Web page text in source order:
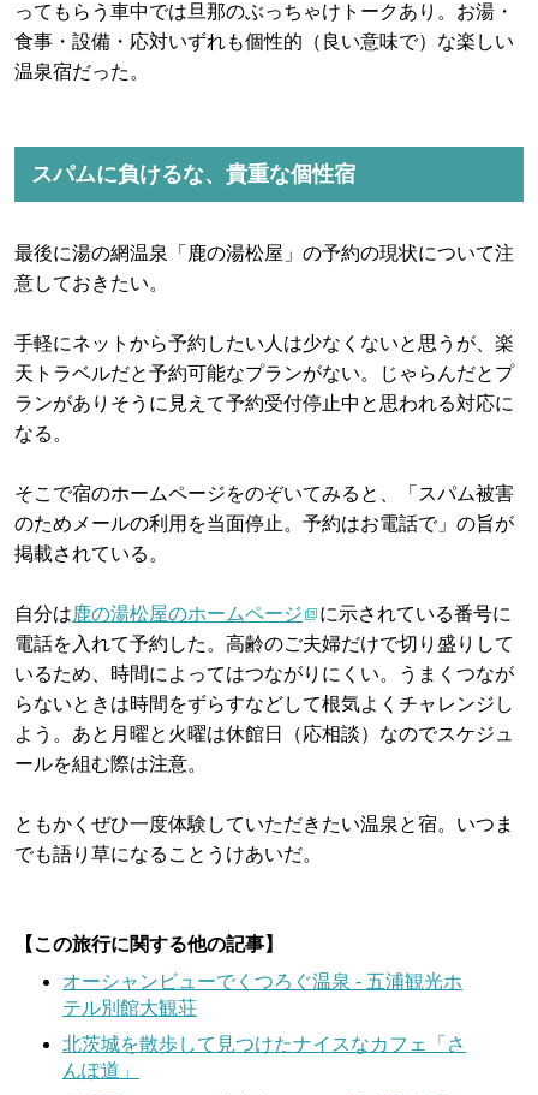
ってもらう車中では旦那のぶっちゃけトークあり。お湯・
食事・設備・応対いずれも個性的（良い意味で）な楽しい
温泉宿だった。
スパムに負けるな、貴重な個性宿
最後に湯の網温泉「鹿の湯松屋」の予約の現状について注
意しておきたい。
手軽にネットから予約したい人は少なくないと思うが、楽
天トラベルだと予約可能なプランがない。じゃらんだとプ
ランがありそうに見えて予約受付停止中と思われる対応に
なる。
そこで宿のホームページをのぞいてみると、「スパム被害
のためメールの利用を当面停止。予約はお電話で」の旨が
掲載されている。
自分は鹿の湯松屋のホームページ
に示されている番号に
電話を入れて予約した。高齢のご夫婦だけで切り盛りして
いるため、時間によってはつながりにくい。うまくつなが
らないときは時間をずらすなどして根気よくチャレンジし
よう。あと月曜と火曜は休館日（応相談）なのでスケジュ
ールを組む際は注意。
ともかくぜひ一度体験していただきたい温泉と宿。いつま
でも語り草になることうけあいだ。
【この旅行に関する他の記事】
オーシャンビューでくつろぐ温泉 - 五浦観光ホ
テル別館大観荘
北茨城を散歩して見つけたナイスなカフェ「さ
んぽ道」